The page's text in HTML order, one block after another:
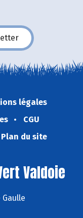
légales
CGU
Plan du site
Valdoie